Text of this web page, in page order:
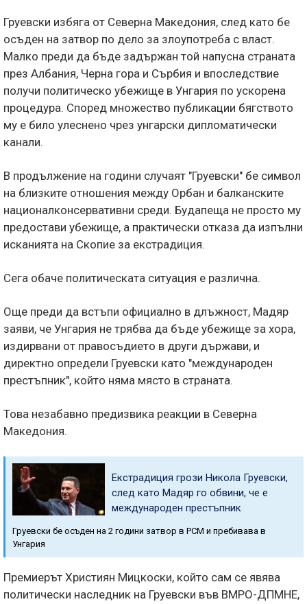
Груевски избяга от Северна Македония, след като бе
осъден на затвор по дело за злоупотреба с власт.
Малко преди да бъде задържан той напусна страната
през Албания, Черна гора и Сърбия и впоследствие
получи политическо убежище в Унгария по ускорена
процедура. Според множество публикации бягството
му е било улеснено чрез унгарски дипломатически
канали.
В продължение на години случаят "Груевски" бе символ
на близките отношения между Орбан и балканските
националконсервативни среди. Будапеща не просто му
предостави убежище, а практически отказа да изпълни
исканията на Скопие за екстрадиция.
Сега обаче политическата ситуация е различна.
Още преди да встъпи официално в длъжност, Мадяр
заяви, че Унгария не трябва да бъде убежище за хора,
издирвани от правосъдието в други държави, и
директно определи Груевски като "международен
престъпник", който няма място в страната.
Това незабавно предизвика реакции в Северна
Македония.
Екстрадиция грози Никола Груевски,
след като Мадяр го обвини, че е
международен престъпник
Груевски бе осъден на 2 години затвор в РСМ и пребивава в
Унгария
Премиерът Християн Мицкоски, който сам се явява
политически наследник на Груевски във ВМРО-ДПМНЕ,